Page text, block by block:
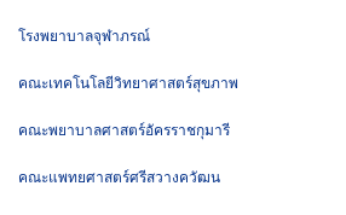
โรงพยาบาลจุฬาภรณ์
คณะเทคโนโลยีวิทยาศาสตร์สุขภาพ
คณะพยาบาลศาสตร์อัครราชกุมารี
คณะแพทยศาสตร์ศรีสวางควัฒน